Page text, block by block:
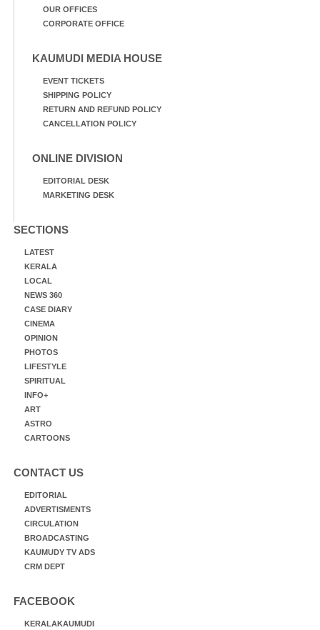
OUR OFFICES
CORPORATE OFFICE
KAUMUDI MEDIA HOUSE
EVENT TICKETS
SHIPPING POLICY
RETURN AND REFUND POLICY
CANCELLATION POLICY
ONLINE DIVISION
EDITORIAL DESK
MARKETING DESK
SECTIONS
LATEST
KERALA
LOCAL
NEWS 360
CASE DIARY
CINEMA
OPINION
PHOTOS
LIFESTYLE
SPIRITUAL
INFO+
ART
ASTRO
CARTOONS
CONTACT US
EDITORIAL
ADVERTISMENTS
CIRCULATION
BROADCASTING
KAUMUDY TV ADS
CRM DEPT
FACEBOOK
KERALAKAUMUDI